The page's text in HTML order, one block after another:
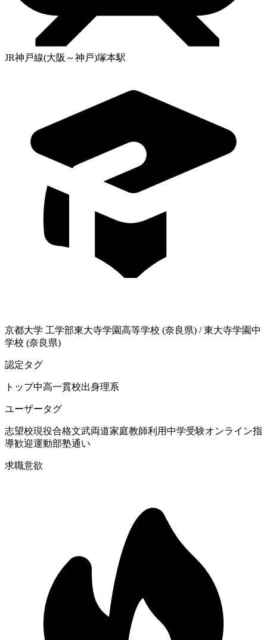
JR神戸線(大阪～神戸)塚本駅
京都大学 工学部東大寺学園高等学校 (奈良県) /東大寺学園中
学校 (奈良県)
認定タグ
トップ中高一貫校出身理系
ユーザータグ
志望校現役合格文武両道家庭教師利用中学受験オンライン指
導歓迎運動部塾通い
求職意欲